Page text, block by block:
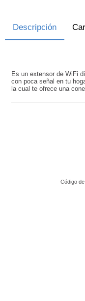
Descripción
Es un extensor de WiFi
con poca señal en tu
la cual te ofrece una
Código